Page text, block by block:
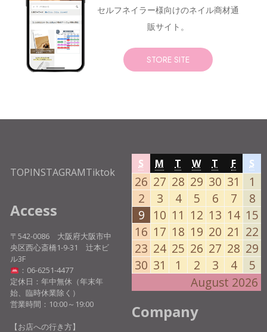
セルフネイラー様向けのネイル商材通
販サイト。
STORE SITE
TOPINSTAGRAMTiktok
Access
〒542-0086 大阪府大阪市中
央区西心斎橋1-9-31 辻本ビ
ル3F
：06-6251-4477
定休日：年中無休（年末年
始、臨時休業除く）
営業時間：10:00～19:00
【お店への行き方】
August 2026
S SUNDAY
M MONDAY
T TUESDAY
WWEDNESDAY
T F S
26 2026-
07-
26
27 2026-
07-
27
28 2026-
07-
28
29 2026-
07-
29
30 2026-
07-
30
31
07-
31
1
22026-
08-
02
32026-
08-
03
42026-
08-
04
52026-
08-
05
62026-
08-
06
72026-
08-
07
8
92026-
08-
09
10 2026-
08-
10
11 2026-
08-
11
12 2026-
08-
12
13 2026-
08-
13
14
08-
14
15
16 2026-
08-
16
17 2026-
08-
17
18 2026-
08-
18
19 2026-
08-
19
20 2026-
08-
20
21
08-
21
22
23 2026-
08-
23
242026-
08-
24
25 2026-
08-
25
26 2026-
08-
26
27 2026-
08-
27
28
08-
28
29
30 2026-
08-
30
31 2026-
08-
31
1 2026-
09-
01
22026-
09-
02
32026-
09-
03
42026-
09-
04
5
Company